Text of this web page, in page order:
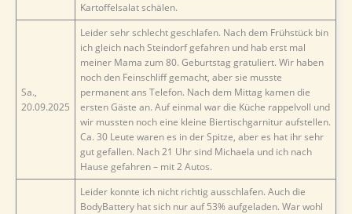
Kartoffelsalat schälen.
Sa.,
20.09.2025
Leider sehr schlecht geschlafen. Nach dem Frühstück bin
ich gleich nach Steindorf gefahren und hab erst mal
meiner Mama zum 80. Geburtstag gratuliert. Wir haben
noch den Feinschliff gemacht, aber sie musste
permanent ans Telefon. Nach dem Mittag kamen die
ersten Gäste an. Auf einmal war die Küche rappelvoll und
wir mussten noch eine kleine Biertischgarnitur aufstellen.
Ca. 30 Leute waren es in der Spitze, aber es hat ihr sehr
gut gefallen. Nach 21 Uhr sind Michaela und ich nach
Hause gefahren – mit 2 Autos.
Leider konnte ich nicht richtig ausschlafen. Auch die
BodyBattery hat sich nur auf 53% aufgeladen. War wohl